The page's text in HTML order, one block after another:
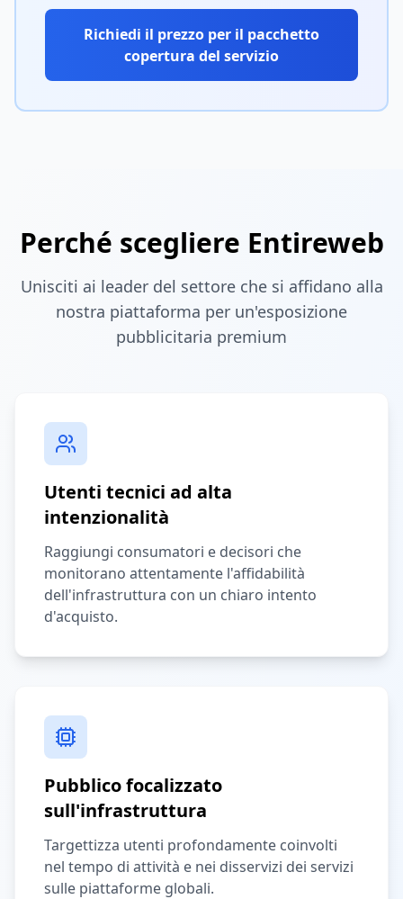
Richiedi il prezzo per il pacchetto
copertura del servizio
Perché scegliere Entireweb
Unisciti ai leader del settore che si affidano alla
nostra piattaforma per un'esposizione
pubblicitaria premium
Utenti tecnici ad alta
intenzionalità
Raggiungi consumatori e decisori che
monitorano attentamente l'affidabilità
dell'infrastruttura con un chiaro intento
d'acquisto.
Pubblico focalizzato
sull'infrastruttura
Targettizza utenti profondamente coinvolti
nel tempo di attività e nei disservizi dei servizi
sulle piattaforme globali.